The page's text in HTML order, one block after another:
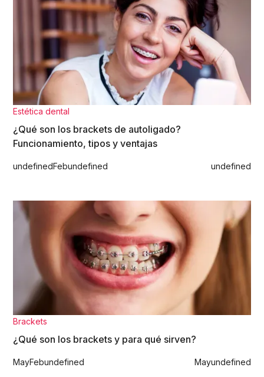
Estética dental
¿Qué son los brackets de autoligado?
Funcionamiento, tipos y ventajas
undefinedFebundefined undefined
Brackets
¿Qué son los brackets y para qué sirven?
MayFebundefined Mayundefined